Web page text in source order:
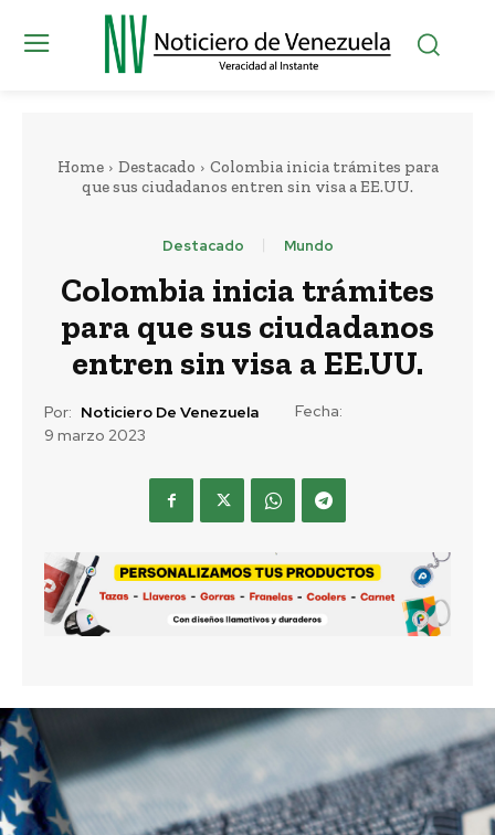
Home Destacado
Colombia inicia trámites para
que sus ciudadanos entren sin visa a EE.UU.
Destacado Mundo
Colombia inicia trámites
para que sus ciudadanos
entren sin visa a EE.UU.
Por: Noticiero De Venezuela
Fecha:
9 marzo 2023